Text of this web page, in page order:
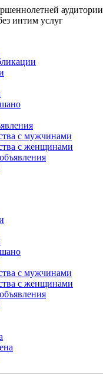
аудитории
интим услуг
с мужчинами
с женщинами
с мужчинами
с женщинами